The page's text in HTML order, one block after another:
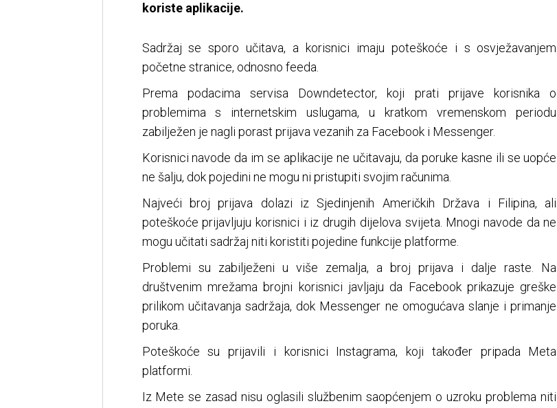
koriste aplikacije.
Sadržaj se sporo učitava, a korisnici imaju poteškoće i s osvježavanjem
početne stranice, odnosno feeda.
Prema podacima servisa Downdetector, koji prati prijave korisnika o
problemima s internetskim uslugama, u kratkom vremenskom periodu
zabilježen je nagli porast prijava vezanih za Facebook i Messenger.
Korisnici navode da im se aplikacije ne učitavaju, da poruke kasne ili se uopće
ne šalju, dok pojedini ne mogu ni pristupiti svojim računima.
Najveći broj prijava dolazi iz Sjedinjenih Američkih Država i Filipina, ali
poteškoće prijavljuju korisnici i iz drugih dijelova svijeta. Mnogi navode da ne
mogu učitati sadržaj niti koristiti pojedine funkcije platforme.
Problemi su zabilježeni u više zemalja, a broj prijava i dalje raste. Na
društvenim mrežama brojni korisnici javljaju da Facebook prikazuje greške
prilikom učitavanja sadržaja, dok Messenger ne omogućava slanje i primanje
poruka.
Poteškoće su prijavili i korisnici Instagrama, koji također pripada Meta
platformi.
Iz Mete se zasad nisu oglasili službenim saopćenjem o uzroku problema niti